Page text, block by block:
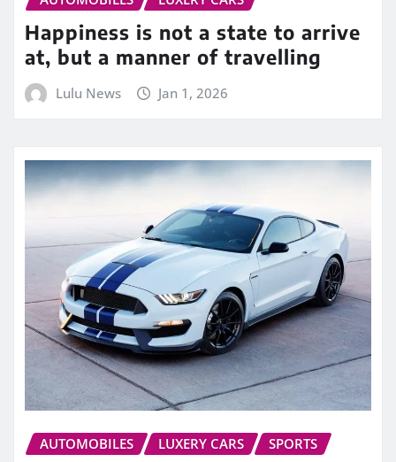
Happiness is not a state to arrive
at, but a manner of travelling
Lulu News Jan 1, 2026
AUTOMOBILES LUXERY CARS SPORTS